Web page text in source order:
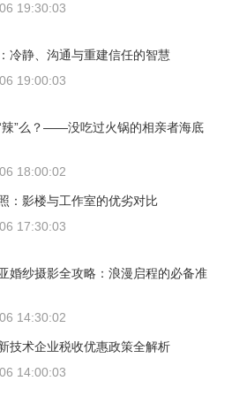
19:30:03
冷静、沟通与重建信任的智慧
19:00:03
辣”么？——没吃过火锅的相亲者海底
18:00:02
：影楼与工作室的优劣对比
17:30:03
婚纱摄影全攻略：浪漫启程的必备准
14:30:02
技术企业税收优惠政策全解析
14:00:03